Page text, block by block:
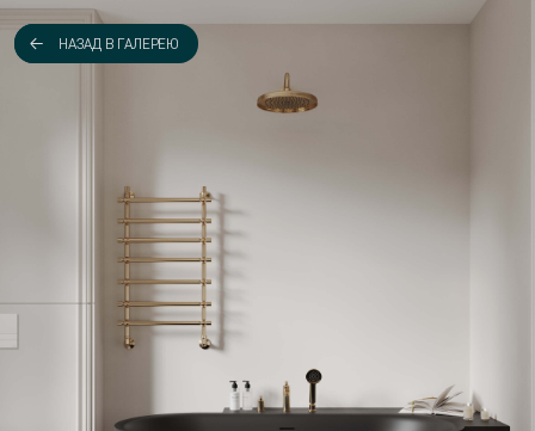
НАЗАД В ГАЛЕРЕЮ